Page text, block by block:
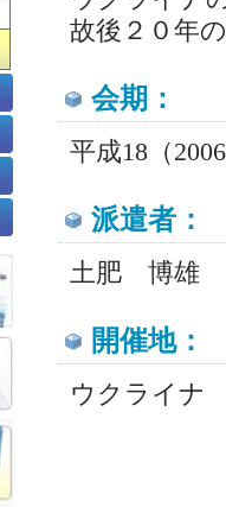
故後２０年
会期：
平成18（
派遣者：
土肥 博雄
開催地：
ウクライナ